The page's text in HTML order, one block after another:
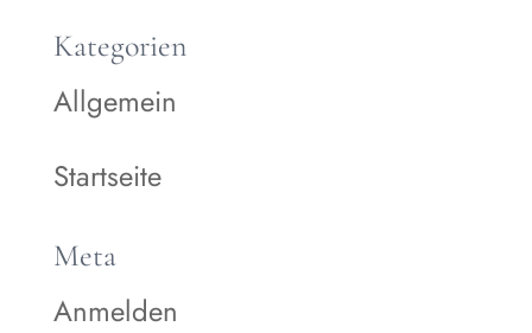
Kategorien
Allgemein
Startseite
Meta
Anmelden